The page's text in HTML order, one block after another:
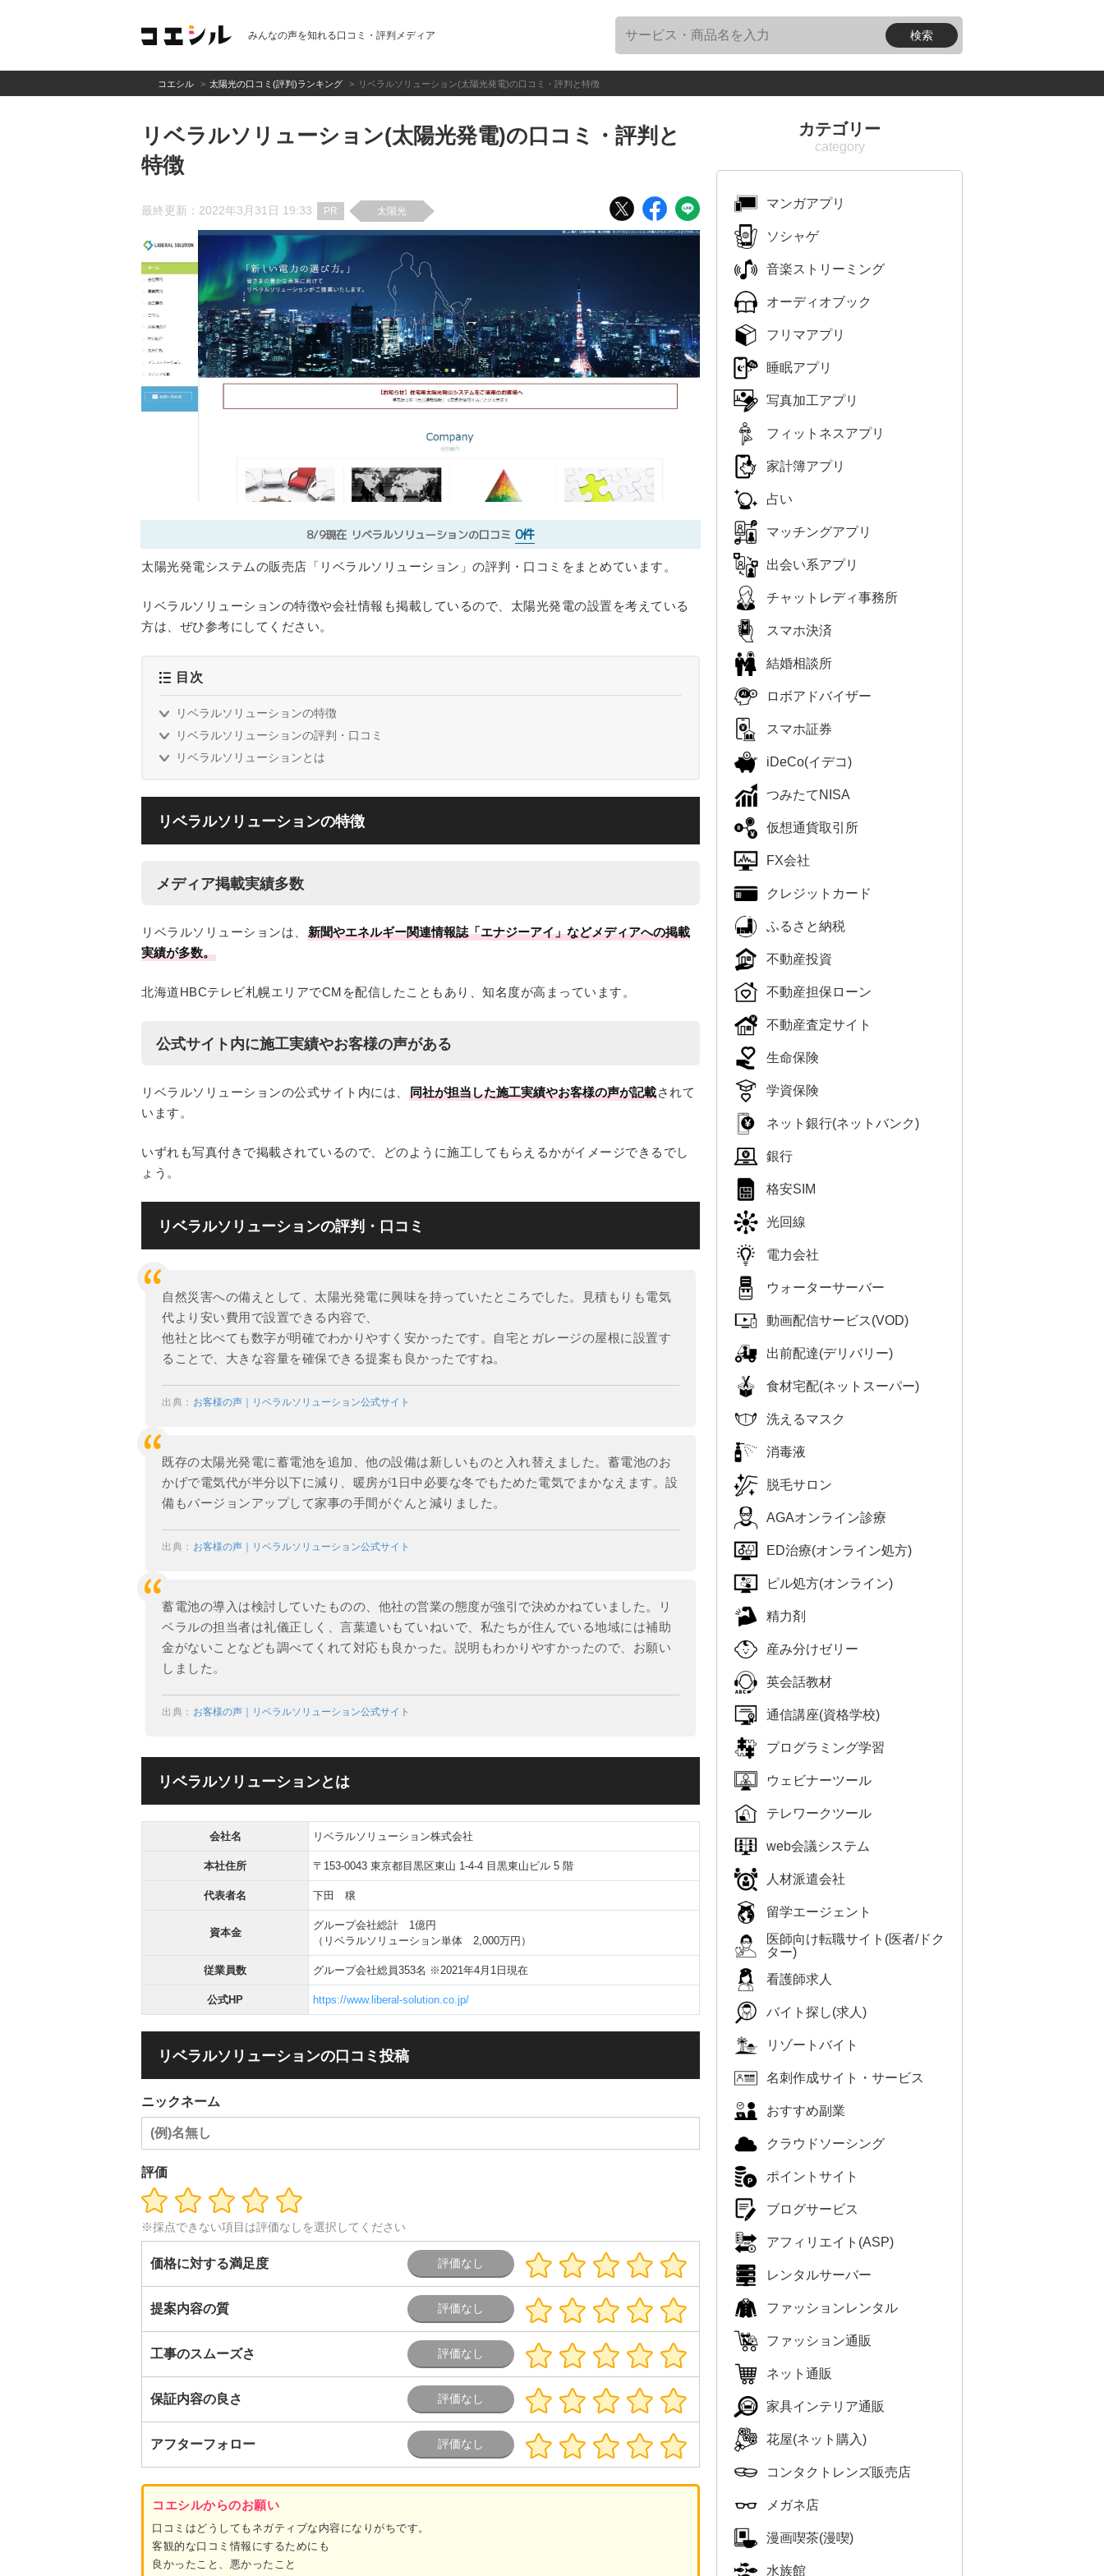
みんなの声を知れる口コミ・評判メディア
コエシル 太陽光の口コミ(評判)ランキング リベラルソリューション(太陽光発電)の口コミ・評判と特徴
リベラルソリューション(太陽光発電)の口コミ・評判と
特徴
最終更新：2022年3月31日 19:33 PR 太陽光
8/9現在 リベラルソリューションの口コミ 0件
太陽光発電システムの販売店「リベラルソリューション」の評判・口コミをまとめています。
リベラルソリューションの特徴や会社情報も掲載しているので、太陽光発電の設置を考えている
方は、ぜひ参考にしてください。
目次
リベラルソリューションの特徴
リベラルソリューションの評判・口コミ
リベラルソリューションとは
リベラルソリューションの特徴
メディア掲載実績多数
リベラルソリューションは、 新聞やエネルギー関連情報誌「エナジーアイ」などメディアへの掲載
実績が多数。
北海道HBCテレビ札幌エリアでCMを配信したこともあり、知名度が高まっています。
公式サイト内に施工実績やお客様の声がある
リベラルソリューションの公式サイト内には、 同社が担当した施工実績やお客様の声が記載されて
います。
いずれも写真付きで掲載されているので、どのように施工してもらえるかがイメージできるでし
ょう。
リベラルソリューションの評判・口コミ
自然災害への備えとして、太陽光発電に興味を持っていたところでした。見積もりも電気
代より安い費用で設置できる内容で、
他社と比べても数字が明確でわかりやすく安かったです。自宅とガレージの屋根に設置す
ることで、大きな容量を確保できる提案も良かったですね。
出典： お客様の声｜リベラルソリューション公式サイト
既存の太陽光発電に蓄電池を追加、他の設備は新しいものと入れ替えました。蓄電池のお
かげで電気代が半分以下に減り、暖房が1日中必要な冬でもためた電気でまかなえます。設
備もバージョンアップして家事の手間がぐんと減りました。
出典： お客様の声｜リベラルソリューション公式サイト
蓄電池の導入は検討していたものの、他社の営業の態度が強引で決めかねていました。リ
ベラルの担当者は礼儀正しく、言葉遣いもていねいで、私たちが住んでいる地域には補助
金がないことなども調べてくれて対応も良かった。説明もわかりやすかったので、お願い
しました。
出典： お客様の声｜リベラルソリューション公式サイト
リベラルソリューションとは
会社名 リベラルソリューション株式会社
本社住所 〒153-0043 東京都目黒区東山 1‐4‐4 目黒東山ビル 5 階
代表者名 下田 穣
資本金
グループ会社総計 1億円
（リベラルソリューション単体 2,000万円）
従業員数 グループ会社総員353名 ※2021年4月1日現在
公式HP https://www.liberal-solution.co.jp/
リベラルソリューションの口コミ投稿
ニックネーム
評価
※採点できない項目は評価なしを選択してください
価格に対する満足度
提案内容の質
工事のスムーズさ
保証内容の良さ
アフターフォロー
コエシルからのお願い
口コミはどうしてもネガティブな内容になりがちです。
客観的な口コミ情報にするためにも
良かったこと、悪かったこと
カテゴリー
マンガアプリ
ソシャゲ
音楽ストリーミング
オーディオブック
フリマアプリ
睡眠アプリ
写真加工アプリ
フィットネスアプリ
家計簿アプリ
占い
マッチングアプリ
出会い系アプリ
チャットレディ事務所
スマホ決済
結婚相談所
ロボアドバイザー
スマホ証券
iDeCo(イデコ)
つみたてNISA
仮想通貨取引所
FX会社
クレジットカード
ふるさと納税
不動産投資
不動産担保ローン
不動産査定サイト
生命保険
学資保険
ネット銀行(ネットバンク)
銀行
格安SIM
光回線
電力会社
ウォーターサーバー
動画配信サービス(VOD)
出前配達(デリバリー)
食材宅配(ネットスーパー)
洗えるマスク
消毒液
脱毛サロン
AGAオンライン診療
ED治療(オンライン処方)
ピル処方(オンライン)
精力剤
産み分けゼリー
英会話教材
通信講座(資格学校)
プログラミング学習
ウェビナーツール
テレワークツール
web会議システム
人材派遣会社
留学エージェント
医師向け転職サイト(医者/ドク
ター)
看護師求人
バイト探し(求人)
リゾートバイト
名刺作成サイト・サービス
おすすめ副業
クラウドソーシング
ポイントサイト
ブログサービス
アフィリエイト(ASP)
レンタルサーバー
ファッションレンタル
ファッション通販
ネット通販
家具インテリア通販
花屋(ネット購入)
コンタクトレンズ販売店
メガネ店
漫画喫茶(漫喫)
水族館